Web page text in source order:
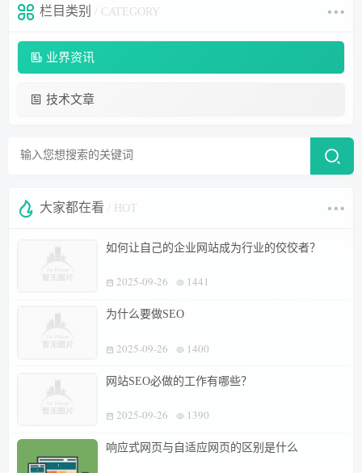
栏目类别 / CATEGORY
业界资讯
技术文章
大家都在看 / HOT
如何让自己的企业网站成为行业的佼佼者？
2025-09-26 1441
为什么要做SEO
2025-09-26 1400
网站SEO必做的工作有哪些？
2025-09-26 1390
响应式网页与自适应网页的区别是什么